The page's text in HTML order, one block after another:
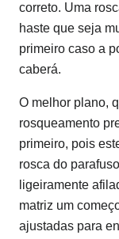
correto. Uma
haste que seja
primeiro caso a
caberá.
O melhor plano,
rosqueamento
primeiro, pois
rosca do
ligeiramente
matriz um
ajustadas para